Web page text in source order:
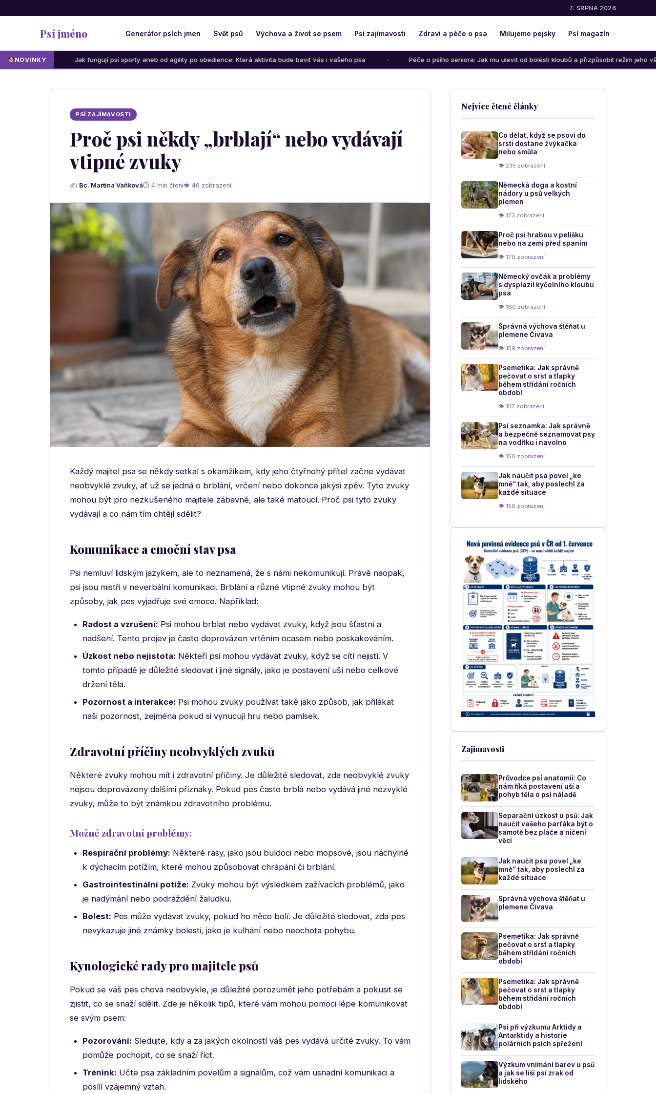
7. SRPNA 2026
Psí jméno Generátor psích jmen Svět psů Výchova a život se psem Psí zajímavosti Zdraví a péče o psa Milujeme pejsky Psí magazín
NOVINKY
Jak fungují psí sporty aneb od agility po obedience: Která aktivita bude bavit vás i vašeho psa Péče o psího seniora: Jak mu ulevit od bolesti kloubů a přizpůsobit režim jeho věku
PSÍ ZAJÍMAVOSTI
Proč psi někdy „brblají“ nebo vydávají
vtipné zvuky
✍ Bc. Martina Vaňková⏱ 4 min čtení👁 40 zobrazení
Každý majitel psa se někdy setkal s okamžikem, kdy jeho čtyřnohý přítel začne vydávat
neobvyklé zvuky, ať už se jedná o brblání, vrčení nebo dokonce jakýsi zpěv. Tyto zvuky
mohou být pro nezkušeného majitele zábavné, ale také matoucí. Proč psi tyto zvuky
vydávají a co nám tím chtějí sdělit?
Komunikace a emoční stav psa
Psi nemluví lidským jazykem, ale to neznamená, že s námi nekomunikují. Právě naopak,
psi jsou mistři v neverbální komunikaci. Brblání a různé vtipné zvuky mohou být
způsoby, jak pes vyjadřuje své emoce. Například:
Radost a vzrušení: Psi mohou brblat nebo vydávat zvuky, když jsou šťastní a
nadšení. Tento projev je často doprovázen vrtěním ocasem nebo poskakováním.
Úzkost nebo nejistota: Někteří psi mohou vydávat zvuky, když se cítí nejistí. V
tomto případě je důležité sledovat i jiné signály, jako je postavení uší nebo celkové
držení těla.
Pozornost a interakce: Psi mohou zvuky používat také jako způsob, jak přilákat
naši pozornost, zejména pokud si vynucují hru nebo pamlsek.
Zdravotní příčiny neobvyklých zvuků
Některé zvuky mohou mít i zdravotní příčiny. Je důležité sledovat, zda neobvyklé zvuky
nejsou doprovázeny dalšími příznaky. Pokud pes často brblá nebo vydává jiné nezvyklé
zvuky, může to být známkou zdravotního problému.
Možné zdravotní problémy:
Respirační problémy: Některé rasy, jako jsou buldoci nebo mopsové, jsou náchylné
k dýchacím potížím, které mohou způsobovat chrápání či brblání.
Gastrointestinální potíže: Zvuky mohou být výsledkem zažívacích problémů, jako
je nadýmání nebo podráždění žaludku.
Bolest: Pes může vydávat zvuky, pokud ho něco bolí. Je důležité sledovat, zda pes
nevykazuje jiné známky bolesti, jako je kulhání nebo neochota pohybu.
Kynologické rady pro majitele psů
Pokud se váš pes chová neobvykle, je důležité porozumět jeho potřebám a pokusit se
zjistit, co se snaží sdělit. Zde je několik tipů, které vám mohou pomoci lépe komunikovat
se svým psem:
Pozorování: Sledujte, kdy a za jakých okolností váš pes vydává určité zvuky. To vám
pomůže pochopit, co se snaží říct.
Trénink: Učte psa základním povelům a signálům, což vám usnadní komunikaci a
posílí vzájemný vztah.
Nejvíce čtené články
Co dělat, když se psovi do
srsti dostane žvýkačka
nebo smůla
👁 235 zobrazení
Německá doga a kostní
nádory u psů velkých
plemen
👁 173 zobrazení
Proč psi hrabou v pelíšku
nebo na zemi před spaním
👁 170 zobrazení
Německý ovčák a problémy
s dysplazií kyčelního kloubu
psa
👁 160 zobrazení
Správná výchova štěňat u
plemene Čivava
👁 159 zobrazení
Psemetika: Jak správně
pečovat o srst a tlapky
během střídání ročních
období
👁 157 zobrazení
Psí seznamka: Jak správně
a bezpečně seznamovat psy
na vodítku i navolno
👁 150 zobrazení
Jak naučit psa povel „ke
mně“ tak, aby poslechl za
každé situace
👁 150 zobrazení
Zajimavosti
Průvodce psí anatomií: Co
nám říká postavení uší a
pohyb těla o psí náladě
Separační úzkost u psů: Jak
naučit vašeho parťáka být o
samotě bez pláče a ničení
věcí
Jak naučit psa povel „ke
mně“ tak, aby poslechl za
každé situace
Správná výchova štěňat u
plemene Čivava
Psemetika: Jak správně
pečovat o srst a tlapky
během střídání ročních
období
Psemetika: Jak správně
pečovat o srst a tlapky
během střídání ročních
období
Psi při výzkumu Arktidy a
Antarktidy a historie
polárních psích spřežení
Výzkum vnímání barev u psů
a jak se liší psí zrak od
lidského